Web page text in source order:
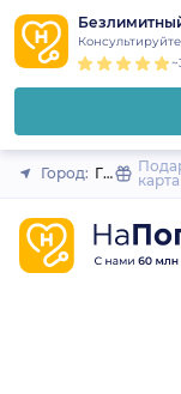
Город:
карта